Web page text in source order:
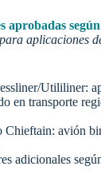
aprobadas
aplicaciones
Utililiner:
en transporte
avión
adicionales